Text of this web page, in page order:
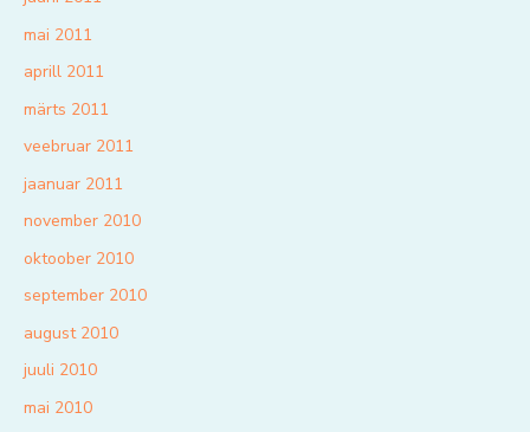
mai 2011
aprill 2011
märts 2011
veebruar 2011
jaanuar 2011
november 2010
oktoober 2010
september 2010
august 2010
juuli 2010
mai 2010